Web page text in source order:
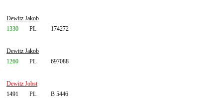
Dewitz Jakob
1330
PL 174272
Dewitz Jakob
1260
PL 697088
Dewitz Jobst
1491
PL B 5446